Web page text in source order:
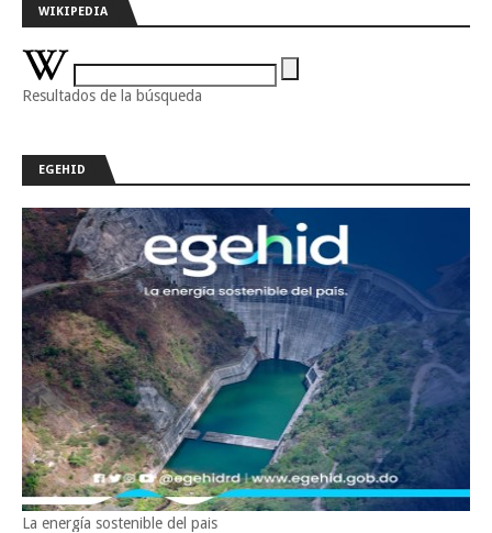
WIKIPEDIA
Resultados de la búsqueda
EGEHID
La energía sostenible del pais